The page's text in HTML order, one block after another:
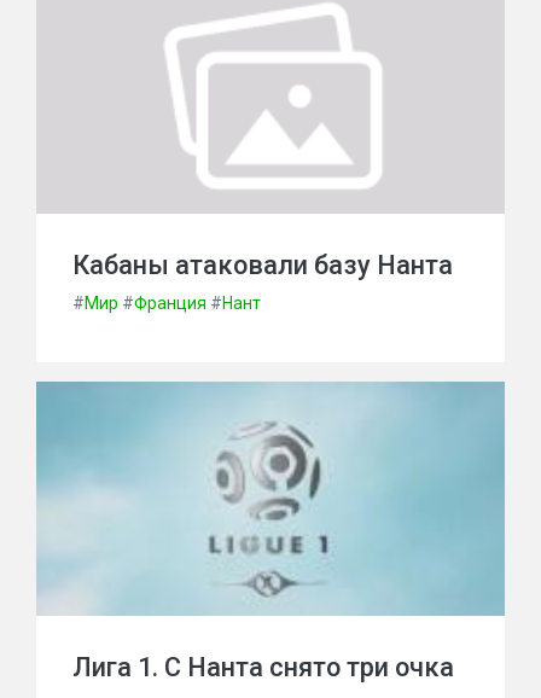
Кабаны атаковали базу Нанта
#Мир #Франция #Нант
Лига 1. С Нанта снято три очка